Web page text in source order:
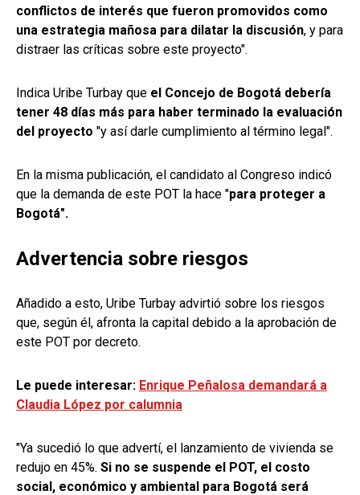
conflictos de interés que fueron promovidos como
una estrategia mañosa para dilatar la discusión, y para
distraer las críticas sobre este proyecto".
Indica Uribe Turbay que el Concejo de Bogotá debería
tener 48 días más para haber terminado la evaluación
del proyecto "y así darle cumplimiento al término legal".
En la misma publicación, el candidato al Congreso indicó
que la demanda de este POT la hace "para proteger a
Bogotá".
Advertencia sobre riesgos
Añadido a esto, Uribe Turbay advirtió sobre los riesgos
que, según él, afronta la capital debido a la aprobación de
este POT por decreto.
Le puede interesar: Enrique Peñalosa demandará a
Claudia López por calumnia
"Ya sucedió lo que advertí, el lanzamiento de vivienda se
redujo en 45%. Si no se suspende el POT, el costo
social, económico y ambiental para Bogotá será